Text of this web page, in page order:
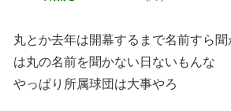
丸とか去年は開幕するまで名前すら
は丸の名前を聞かない日ないもんな
やっぱり所属球団は大事やろ